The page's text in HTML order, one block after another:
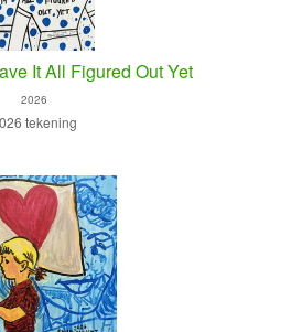
It All Figured Out Yet
2026
tekening